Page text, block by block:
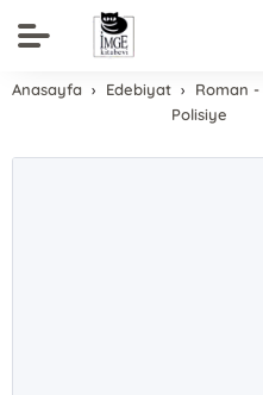
Anasayfa Edebiyat
Roman -
Polisiye